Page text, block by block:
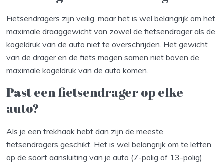
Fietsendragers zijn veilig, maar het is wel belangrijk om het
maximale draaggewicht van zowel de fietsendrager als de
kogeldruk van de auto niet te overschrijden. Het gewicht
van de drager en de fiets mogen samen niet boven de
maximale kogeldruk van de auto komen.
Past een fietsendrager op elke
auto?
Als je een trekhaak hebt dan zijn de meeste
fietsendragers geschikt. Het is wel belangrijk om te letten
op de soort aansluiting van je auto (7-polig of 13-polig).